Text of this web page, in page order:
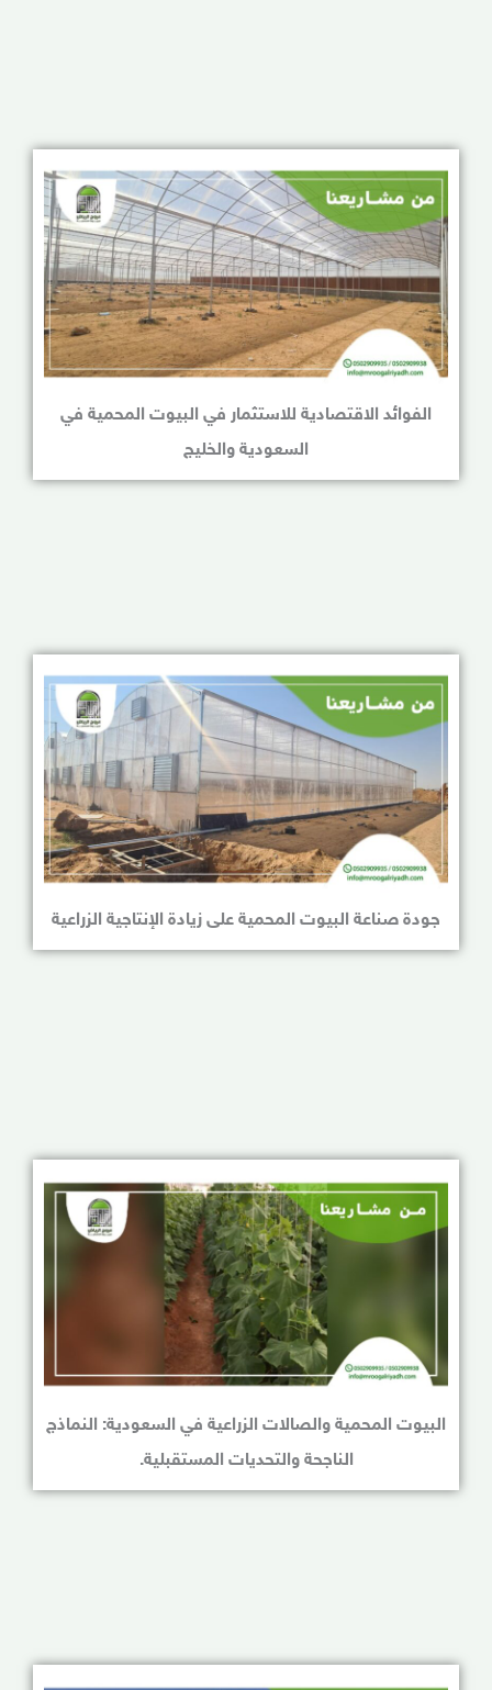
الفوائد الاقتصادية للاستثمار في البيوت المحمية في
السعودية والخليج
جودة صناعة البيوت المحمية على زيادة الإنتاجية الزراعية
البيوت المحمية والصالات الزراعية في السعودية: النماذج
الناجحة والتحديات المستقبلية.